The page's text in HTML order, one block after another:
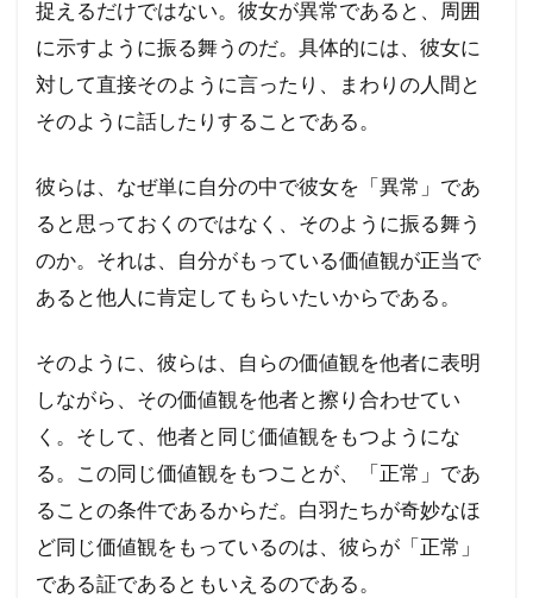
捉えるだけではない。彼女が異常であると、周囲
に示すように振る舞うのだ。具体的には、彼女に
対して直接そのように言ったり、まわりの人間と
そのように話したりすることである。
彼らは、なぜ単に自分の中で彼女を「異常」であ
ると思っておくのではなく、そのように振る舞う
のか。それは、自分がもっている価値観が正当で
あると他人に肯定してもらいたいからである。
そのように、彼らは、自らの価値観を他者に表明
しながら、その価値観を他者と擦り合わせてい
く。そして、他者と同じ価値観をもつようにな
る。この同じ価値観をもつことが、「正常」であ
ることの条件であるからだ。白羽たちが奇妙なほ
ど同じ価値観をもっているのは、彼らが「正常」
である証であるともいえるのである。